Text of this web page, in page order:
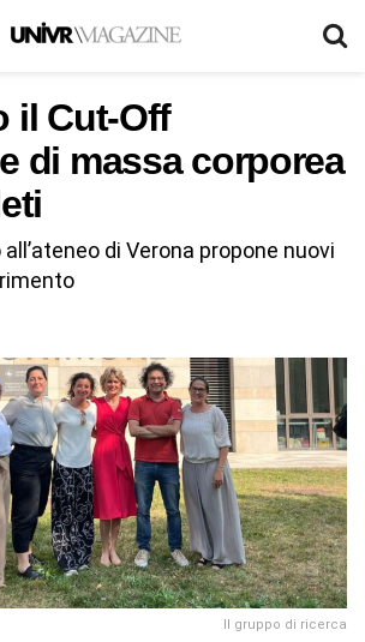
il Cut-Off
di massa corporea
di Verona propone nuovi
Il gruppo di ricerca